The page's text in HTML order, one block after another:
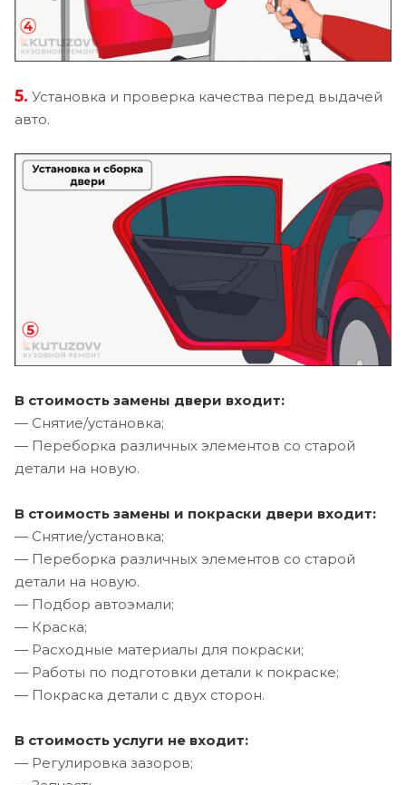
5. Установка и проверка качества перед выдачей
авто.
В стоимость замены двери входит:
— Снятие/установка;
— Переборка различных элементов со старой
детали на новую.
В стоимость замены и покраски двери входит:
— Снятие/установка;
— Переборка различных элементов со старой
детали на новую.
— Подбор автоэмали;
— Краска;
— Расходные материалы для покраски;
— Работы по подготовки детали к покраске;
— Покраска детали с двух сторон.
В стоимость услуги не входит:
— Регулировка зазоров;